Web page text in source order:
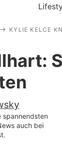
Stars
Familie &
KYLIE KELCE
spannendsten
auch bei